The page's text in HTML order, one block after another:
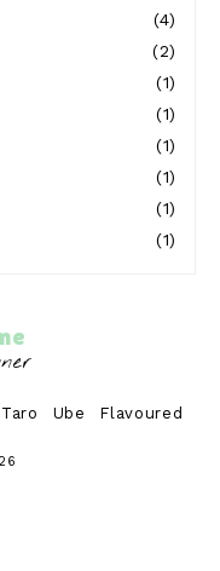
(4)
(2)
(1)
(1)
(1)
(1)
(1)
(1)
Ube Flavoured